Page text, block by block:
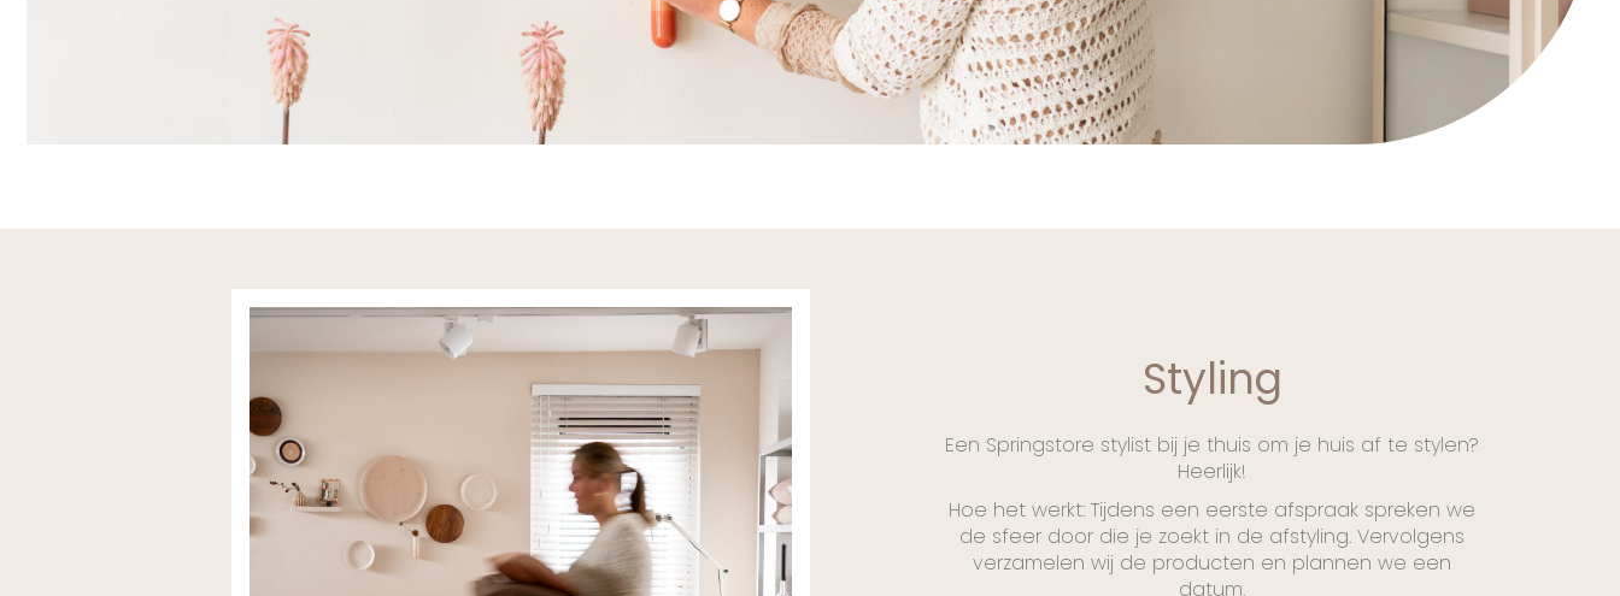
Styling
Een Springstore stylist bij je thuis om je huis af te stylen?
Heerlijk!
Hoe het werkt: Tijdens een eerste afspraak spreken we
de sfeer door die je zoekt in de afstyling. Vervolgens
verzamelen wij de producten en plannen we een
datum.